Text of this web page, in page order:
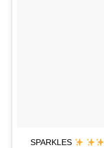
SPARKLES